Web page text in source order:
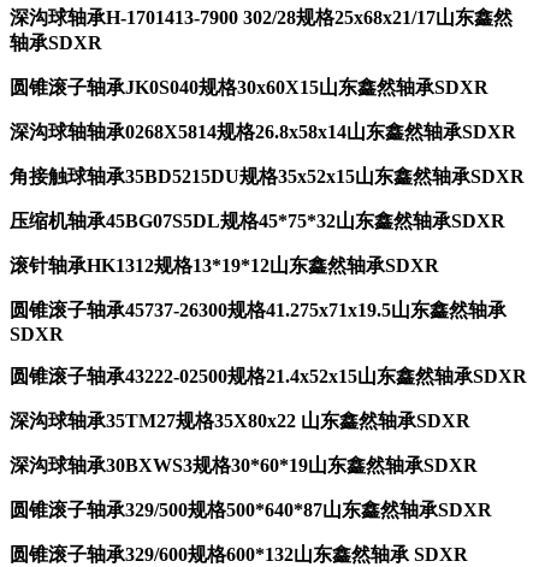
深沟球轴承H-1701413-7900 302/28规格25x68x21/17山东鑫然
轴承SDXR
圆锥滚子轴承JK0S040规格30x60X15山东鑫然轴承SDXR
深沟球轴轴承0268X5814规格26.8x58x14山东鑫然轴承SDXR
角接触球轴承35BD5215DU规格35x52x15山东鑫然轴承SDXR
压缩机轴承45BG07S5DL规格45*75*32山东鑫然轴承SDXR
滚针轴承HK1312规格13*19*12山东鑫然轴承SDXR
圆锥滚子轴承45737-26300规格41.275x71x19.5山东鑫然轴承
SDXR
圆锥滚子轴承43222-02500规格21.4x52x15山东鑫然轴承SDXR
深沟球轴承35TM27规格35X80x22 山东鑫然轴承SDXR
深沟球轴承30BXWS3规格30*60*19山东鑫然轴承SDXR
圆锥滚子轴承329/500规格500*640*87山东鑫然轴承SDXR
圆锥滚子轴承329/600规格600*132山东鑫然轴承 SDXR